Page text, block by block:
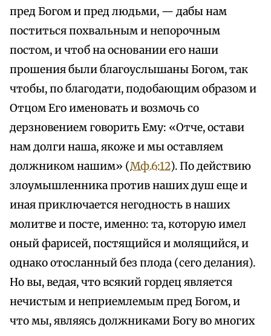
пред Богом и пред людьми, — дабы нам
поститься похвальным и непорочным
постом, и чтоб на основании его наши
прошения были благоуслышаны Богом, так
чтобы, по благодати, подобающим образом и
Отцом Его именовать и возмочь со
дерзновением говорить Ему: «Отче, остави
нам долги наша, якоже и мы оставляем
должником нашим» (Мф.6:12). По действию
злоумышленника против наших душ еще и
иная приключается негодность в наших
молитве и посте, именно: та, которую имел
оный фарисей, постящийся и молящийся, и
однако отосланный без плода (сего делания).
Но вы, ведая, что всякий гордец является
нечистым и неприемлемым пред Богом, и
что мы, являясь должниками Богу во многих